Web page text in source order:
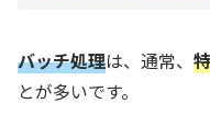
バッチ処理は、通常、
とが多いです。